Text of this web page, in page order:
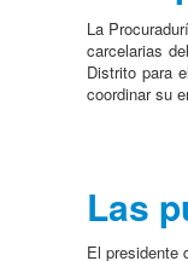
La
carcelarias
Distrito para
coordinar su
Las
El presidente